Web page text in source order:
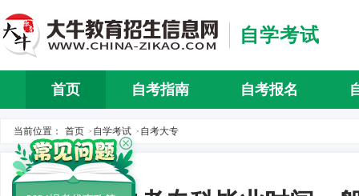
自学考试
首页 自考指南 自考报名
当前位置： 首页 > 自学考试 > 自考大专